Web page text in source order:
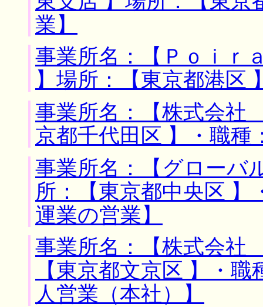
業】
事業所名：【Ｐｏｉ
】場所：【東京都港区
事業所名：【株式会
京都千代田区 】・職種
事業所名：【グロー
所：【東京都中央区 】
運業の営業】
事業所名：【株式会
【東京都文京区 】・
人営業（本社）】